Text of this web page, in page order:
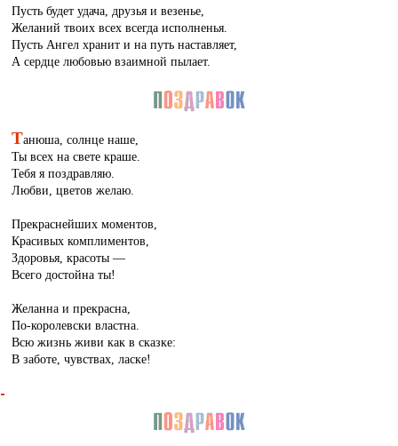
Пусть будет удача, друзья и везенье,
Желаний твоих всех всегда исполненья.
Пусть Ангел хранит и на путь наставляет,
А сердце любовью взаимной пылает.
Танюша, солнце наше,
Ты всех на свете краше.
Тебя я поздравляю.
Любви, цветов желаю.
Прекраснейших моментов,
Красивых комплиментов,
Здоровья, красоты —
Всего достойна ты!
Желанна и прекрасна,
По-королевски властна.
Всю жизнь живи как в сказке:
В заботе, чувствах, ласке!